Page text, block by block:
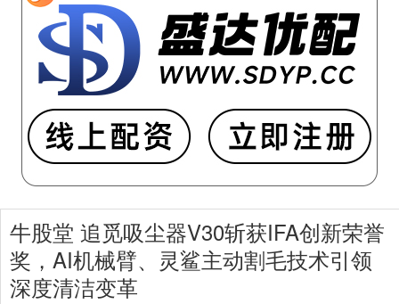
牛股堂 追觅吸尘器V30斩获IFA创新荣誉
奖，AI机械臂、灵鲨主动割毛技术引领
深度清洁变革